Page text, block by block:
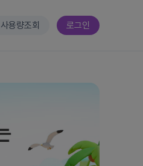
사용량조회 로그인